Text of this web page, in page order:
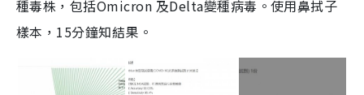
種毒株，包括Omicron 及Delta變種病毒。使用鼻拭子
樣本，15分鐘知結果。